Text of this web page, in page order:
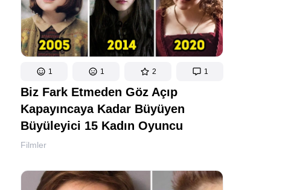
1 1 2 1
Biz Fark Etmeden Göz Açıp
Kapayıncaya Kadar Büyüyen
Büyüleyici 15 Kadın Oyuncu
Filmler